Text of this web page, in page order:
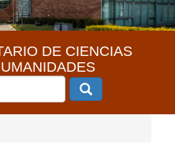
DE CIENCIAS